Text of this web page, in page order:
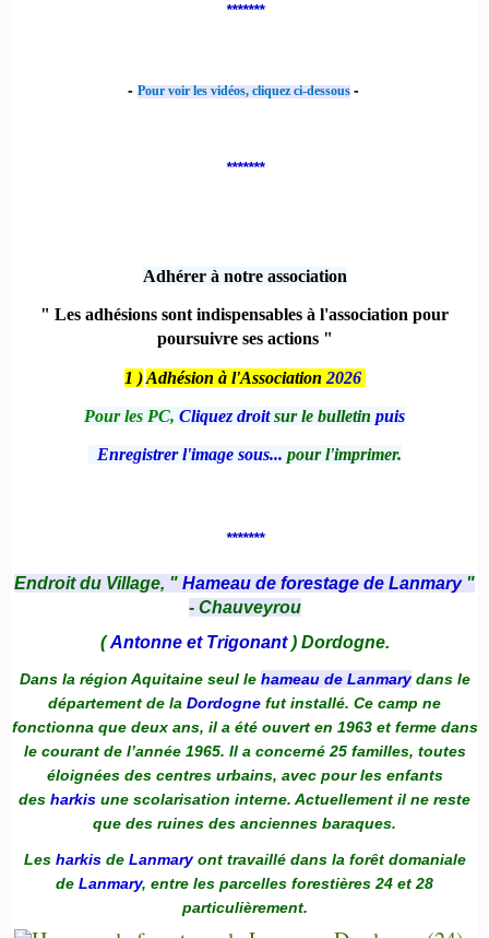
*******
- Pour voir les vidéos, cliquez ci-dessous -
*******
Adhérer à notre association
" Les adhésions sont indispensables à l'association pour
poursuivre ses actions "
1 ) Adhésion à l'Association 2026
Pour les PC, Cliquez droitsur le bulletin puis
Enregistrer l'image sous... pour l'imprimer.
*******
Endroit du Village, " Hameau de forestage de Lanmary "
- Chauveyrou
(Antonne et Trigonant) Dordogne.
Dans la région Aquitaine seul le hameau de Lanmarydans le
département de la Dordogne fut installé. Ce camp ne
fonctionna que deux ans, il a été ouvert en 1963 et ferme dans
le courant de l’année 1965. Il a concerné 25 familles, toutes
éloignées des centres urbains, avec pour les enfants
des harkis une scolarisation interne. Actuellement il ne reste
que des ruines des anciennes baraques.
Les harkis de Lanmaryont travaillé dans la forêt domaniale
de Lanmary, entre les parcelles forestières 24 et 28
particulièrement.